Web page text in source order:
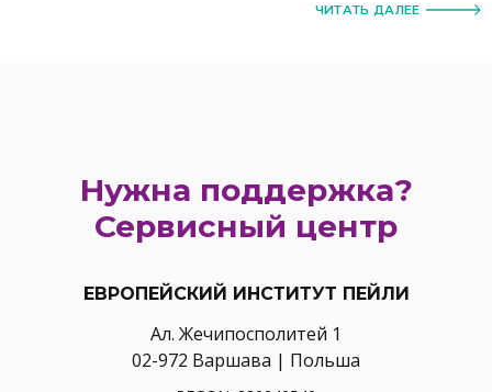
ЧИТАТЬ ДАЛЕЕ
Нужна поддержка?
Сервисный центр
ЕВРОПЕЙСКИЙ ИНСТИТУТ ПЕЙЛИ
Ал. Жечипосполитей 1
02-972 Варшава | Польша